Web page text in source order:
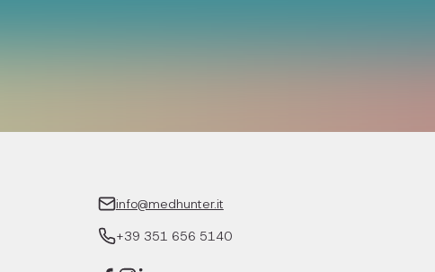
info@medhunter.it
+39 351 656 5140